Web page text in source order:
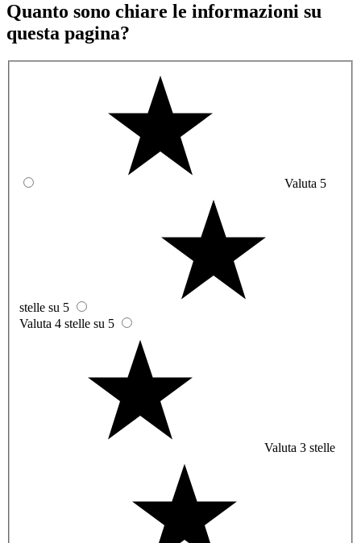
Quanto sono chiare le informazioni su
questa pagina?
Valuta 5
stelle su 5
Valuta 4 stelle su 5
Valuta 3 stelle